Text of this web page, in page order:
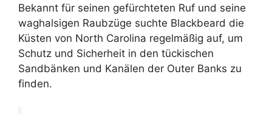
Bekannt für seinen gefürchteten Ruf und seine
waghalsigen Raubzüge suchte Blackbeard die
Küsten von North Carolina regelmäßig auf, um
Schutz und Sicherheit in den tückischen
Sandbänken und Kanälen der Outer Banks zu
finden.